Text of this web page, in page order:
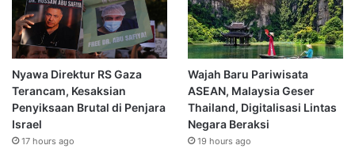
Nyawa Direktur RS Gaza
Terancam, Kesaksian
Penyiksaan Brutal di Penjara
Israel
17 hours ago
Wajah Baru Pariwisata
ASEAN, Malaysia Geser
Thailand, Digitalisasi Lintas
Negara Beraksi
19 hours ago